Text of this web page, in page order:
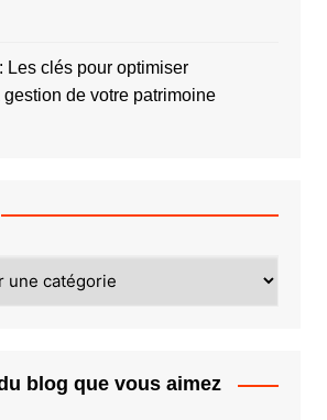
Les clés pour optimiser
de votre patrimoine
blog que vous aimez